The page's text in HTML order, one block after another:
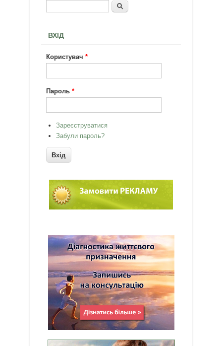
Пошукова форма
Пошук
ВХІД
Користувач*
Пароль*
Зареєструватися
Забули пароль?